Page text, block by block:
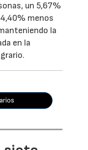
un 5,67%
menos
la
en la